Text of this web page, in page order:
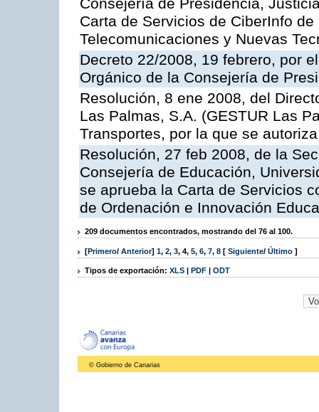
Consejería de Presidencia,
Carta de Servicios de CiberInfo
Telecomunicaciones y Nuevas
Decreto 22/2008, 19 febrero, por
Orgánico de la Consejería de
Resolución, 8 ene 2008, del
Las Palmas, S.A. (GESTUR Las
Transportes, por la que se
Resolución, 27 feb 2008, de la
Consejería de Educación,
se aprueba la Carta de Servicios
de Ordenación e Innovación
209 documentos encontrados, mostrando del 76 al 100.
[Primero/ Anterior] 1, 2, 3, 4, 5, 6, 7, 8 [ Siguiente/ Último ]
Tipos de exportación: XLS | PDF | ODT
© Gobierno de Canarias